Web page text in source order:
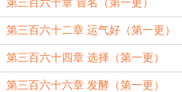
第三百六十章 冒名（第一更）
第三百六十二章 运气好（第一更）
第三百六十四章 选择（第一更）
第三百六十六章 发酵（第一更）